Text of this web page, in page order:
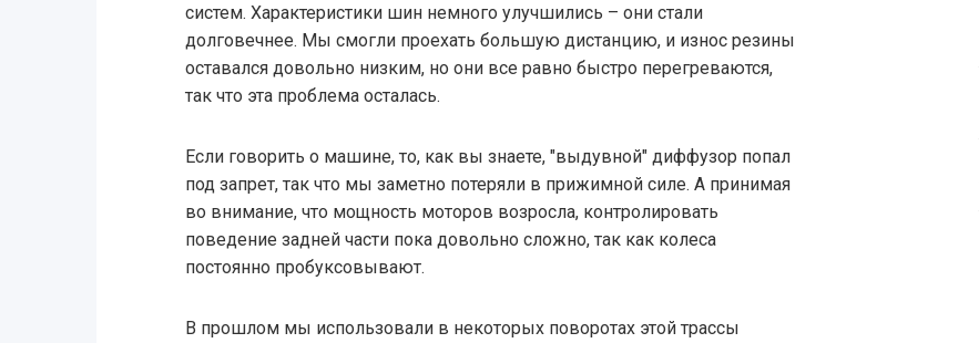
систем. Характеристики шин немного улучшились – они стали
долговечнее. Мы смогли проехать большую дистанцию, и износ резины
оставался довольно низким, но они все равно быстро перегреваются,
так что эта проблема осталась.
Если говорить о машине, то, как вы знаете, "выдувной" диффузор попал
под запрет, так что мы заметно потеряли в прижимной силе. А принимая
во внимание, что мощность моторов возросла, контролировать
поведение задней части пока довольно сложно, так как колеса
постоянно пробуксовывают.
В прошлом мы использовали в некоторых поворотах этой трассы